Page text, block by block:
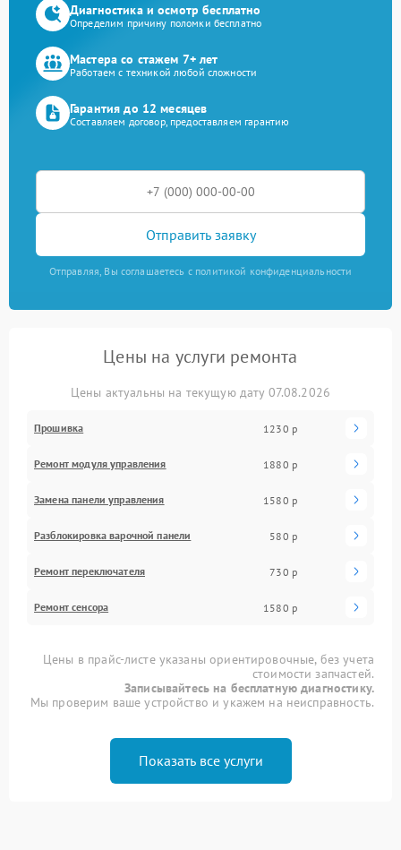
Диагностика и осмотр бесплатно
Определим причину поломки бесплатно
Мастера со стажем 7+ лет
Работаем с техникой любой сложности
Гарантия до 12 месяцев
Составляем договор, предоставляем гарантию
Отправить заявку
Отправляя, Вы соглашаетесь с политикой конфиденциальности
Цены на услуги ремонта
Цены актуальны на текущую дату 07.08.2026
Прошивка 1230 р
Ремонт модуля управления 1880 р
Замена панели управления 1580 р
Разблокировка варочной панели 580 р
Ремонт переключателя 730 р
Ремонт сенсора 1580 р
Цены в прайс-листе указаны ориентировочные, без учета
стоимости запчастей.
Записывайтесь на бесплатную диагностику.
Мы проверим ваше устройство и укажем на неисправность.
Показать все услуги